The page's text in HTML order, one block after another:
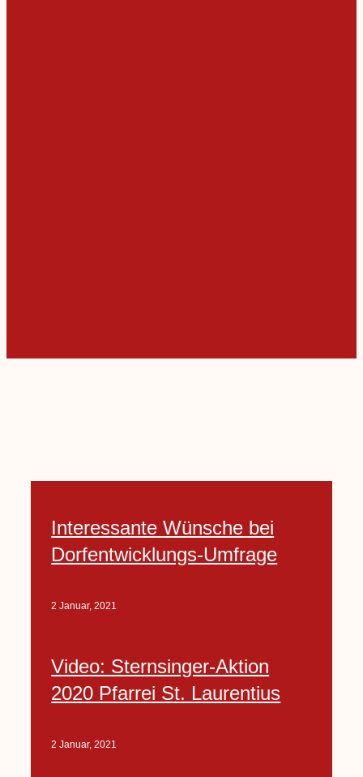
Interessante Wünsche bei
Dorfentwicklungs-Umfrage
2 Januar, 2021
Video: Sternsinger-Aktion
2020 Pfarrei St. Laurentius
2 Januar, 2021